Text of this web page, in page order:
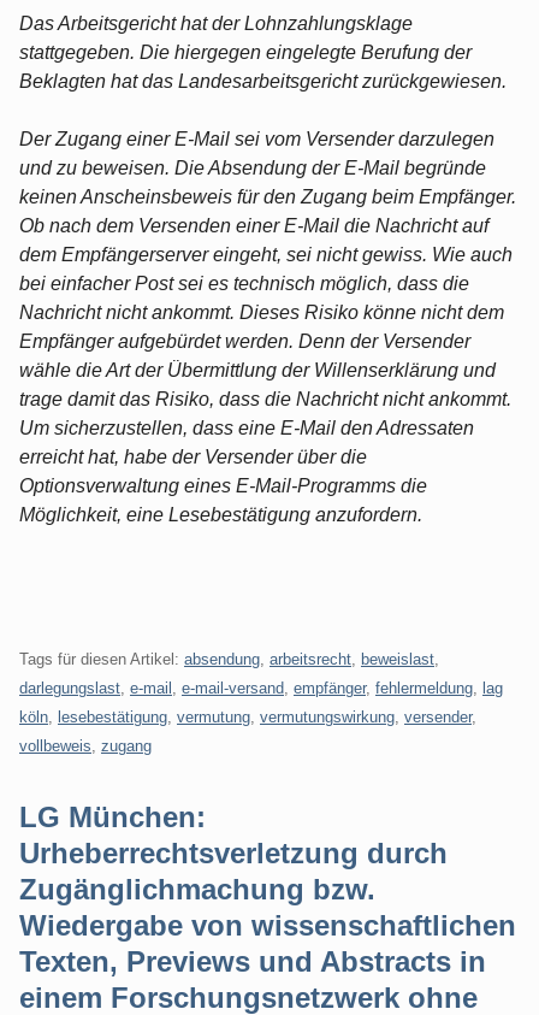
Das Arbeitsgericht hat der Lohnzahlungsklage
stattgegeben. Die hiergegen eingelegte Berufung der
Beklagten hat das Landesarbeitsgericht zurückgewiesen.
Der Zugang einer E-Mail sei vom Versender darzulegen
und zu beweisen. Die Absendung der E-Mail begründe
keinen Anscheinsbeweis für den Zugang beim Empfänger.
Ob nach dem Versenden einer E-Mail die Nachricht auf
dem Empfängerserver eingeht, sei nicht gewiss. Wie auch
bei einfacher Post sei es technisch möglich, dass die
Nachricht nicht ankommt. Dieses Risiko könne nicht dem
Empfänger aufgebürdet werden. Denn der Versender
wähle die Art der Übermittlung der Willenserklärung und
trage damit das Risiko, dass die Nachricht nicht ankommt.
Um sicherzustellen, dass eine E-Mail den Adressaten
erreicht hat, habe der Versender über die
Optionsverwaltung eines E-Mail-Programms die
Möglichkeit, eine Lesebestätigung anzufordern.
Tags für diesen Artikel: absendung arbeitsrecht beweislast
darlegungslast e-mail e-mail-versand empfänger, fehlermeldung
lag
köln
lesebestätigung vermutung vermutungswirkung versender,
vollbeweis zugang
LG München:
Urheberrechtsverletzung durch
Zugänglichmachung bzw.
Wiedergabe von wissenschaftlichen
Texten, Previews und Abstracts in
einem Forschungsnetzwerk ohne